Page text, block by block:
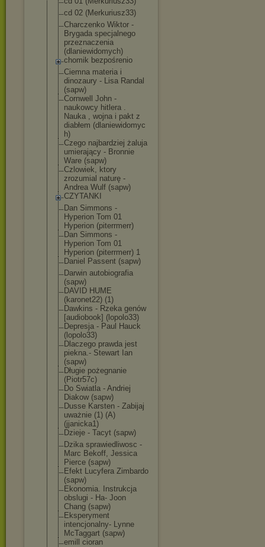
cd 02 (Merkuriusz33)
Charczenko Wiktor -
Brygada specjalnego
przeznaczenia
(dlaniewidomyc h)
chomik bezpośrenio
Ciemna materia i
dinozaury - Lisa Randal
(sapw)
Cornwell John -
naukowcy hitlera .
Nauka , wojna i pakt z
diabłem (dlaniewidomyc
h)
Czego najbardziej żaluja
umierający - Bronnie
Ware (sapw)
Czlowiek, ktory
zrozumial naturę -
Andrea Wulf (sapw)
CZYTANKI
Dan Simmons -
Hyperion Tom 01
Hyperion (piterrmerr)
Dan Simmons -
Hyperion Tom 01
Hyperion (piterrmerr) 1
Daniel Passent (sapw)
Darwin autobiografia
(sapw)
DAVID HUME
(karonet22) (1)
Dawkins - Rzeka genów
[audiobook] (lopolo33)
Depresja - Paul Hauck
(lopolo33)
Dlaczego prawda jest
piekna.- Stewart Ian
(sapw)
Długie pożegnanie
(Piotr57c)
Do Swiatla - Andriej
Diakow (sapw)
Dusse Karsten - Zabijaj
uważnie (1) (A)
(jjanicka1)
Dzieje - Tacyt (sapw)
Dzika sprawiedliwosc -
Marc Bekoff, Jessica
Pierce (sapw)
Efekt Lucyfera Zimbardo
(sapw)
Ekonomia. Instrukcja
obslugi - Ha- Joon
Chang (sapw)
Eksperyment
intencjonalny- Lynne
McTaggart (sapw)
emill cioran